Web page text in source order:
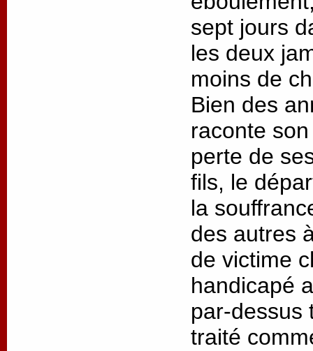
sept jours
les deux
moins de
Bien des
raconte
perte de
fils, le
la
des autres
de victime
handicapé
par-dessus
traité